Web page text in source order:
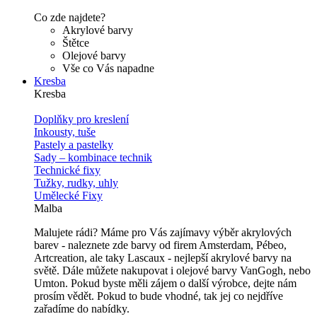
Co zde najdete?
Akrylové barvy
Štětce
Olejové barvy
Vše co Vás napadne
Kresba
Kresba
Doplňky pro kreslení
Inkousty, tuše
Pastely a pastelky
Sady – kombinace technik
Technické fixy
Tužky, rudky, uhly
Umělecké Fixy
Malba
Malujete rádi? Máme pro Vás zajímavy výběr akrylových
barev - naleznete zde barvy od firem Amsterdam, Pébeo,
Artcreation, ale taky Lascaux - nejlepší akrylové barvy na
světě. Dále můžete nakupovat i olejové barvy VanGogh, nebo
Umton. Pokud byste měli zájem o další výrobce, dejte nám
prosím vědět. Pokud to bude vhodné, tak jej co nejdříve
zařadíme do nabídky.